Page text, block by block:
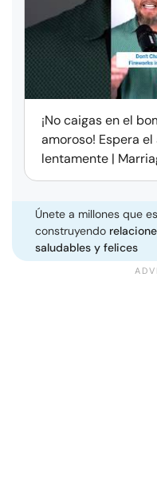
¡No caigas en el
amoroso! Espera
lentamente |
Únete a millones que
construyendo
saludables y felices